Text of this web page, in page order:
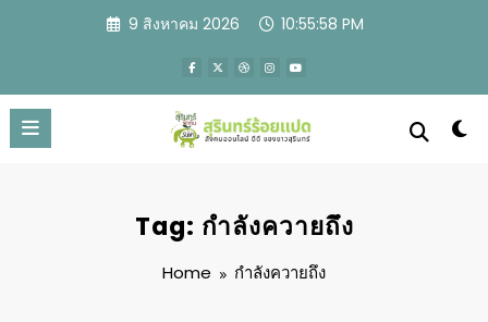
9 สิงหาคม 2026 10:55:59 PM
Tag: กำลังควายถึง
Home กำลังควายถึง